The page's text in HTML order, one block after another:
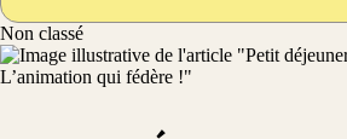
Non classé